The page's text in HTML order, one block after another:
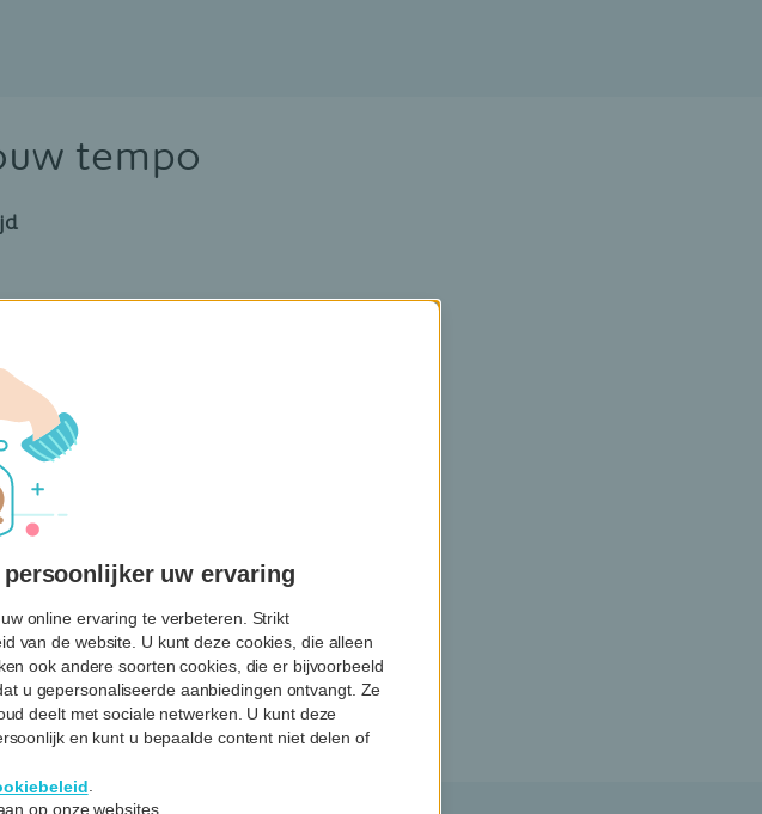
tempo
Google Pay of
persoonlijker uw ervaring
online ervaring te verbeteren. Strikt
van de website. U kunt deze cookies, die alleen
ook andere soorten cookies, die er bijvoorbeeld
u gepersonaliseerde aanbiedingen ontvangt. Ze
deelt met sociale netwerken. U kunt deze
en kunt u bepaalde content niet delen of
op onze websites.